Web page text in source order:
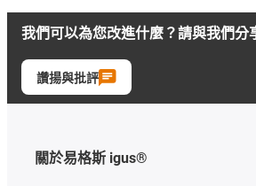
我們可以為您改進什麼？請與我們分
讚揚與批評
關於易格斯 igus®